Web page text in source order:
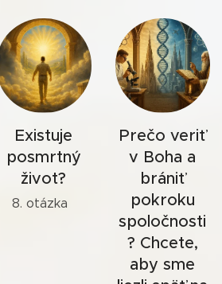
Existuje
posmrtný
život?
8. otázka
Prečo veriť
v Boha a
brániť
pokroku
spoločnosti
? Chcete,
aby sme